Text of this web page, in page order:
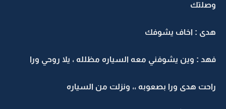
وصلتك
هدى : اخاف يشوفك
فهد : وين يشوفني معه السياره مظلله ، يلا روحي ورا
راحت هدى ورا بصعوبه ،، ونزلت من السياره